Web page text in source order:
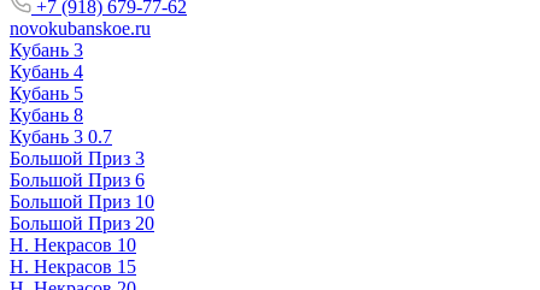
+7 (918) 679-77-62
novokubanskoe.ru
Кубань 3
Кубань 4
Кубань 5
Кубань 8
Кубань 3 0.7
Большой Приз 3
Большой Приз 6
Большой Приз 10
Большой Приз 20
Н. Некрасов 10
Н. Некрасов 15